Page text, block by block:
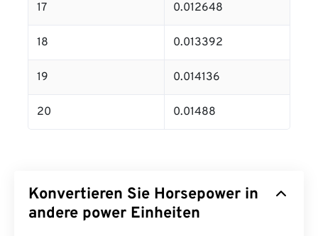
17 0.012648
18 0.013392
19 0.014136
20 0.01488
Konvertieren Sie Horsepower in
andere power Einheiten